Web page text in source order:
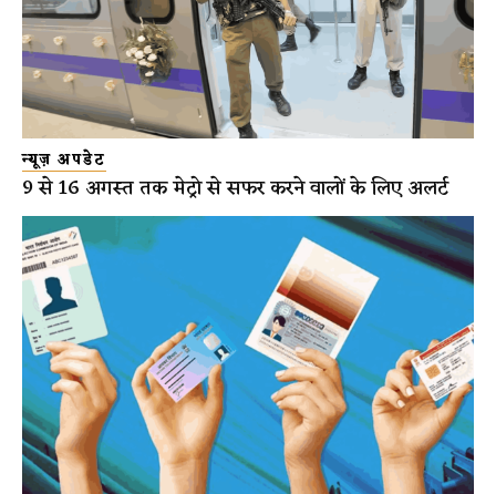
न्यूज़ अपडेट
9 से 16 अगस्त तक मेट्रो से सफर करने वालों के लिए अलर्ट